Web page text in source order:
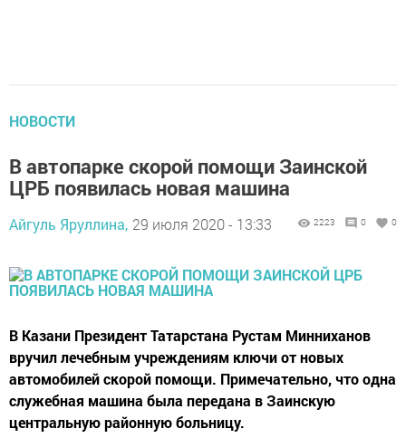
НОВОСТИ
В автопарке скорой помощи Заинской
ЦРБ появилась новая машина
Айгуль Яруллина, 29 июля 2020 - 13:33 2223 0 0
В Казани Президент Татарстана Рустам Минниханов
вручил лечебным учреждениям ключи от новых
автомобилей скорой помощи. Примечательно, что одна
служебная машина была передана в Заинскую
центральную районную больницу.